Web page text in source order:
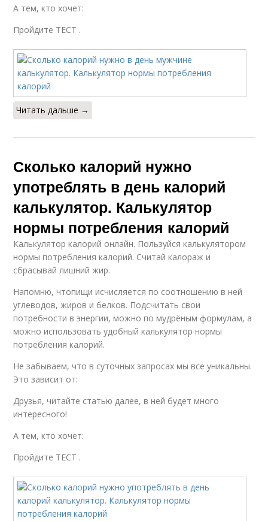
А тем, кто хочет:
Пройдите ТЕСТ .
Читать дальше →
Сколько калорий нужно
употреблять в день калорий
калькулятор. Калькулятор
нормы потребления калорий
Калькулятор калорий онлайн. Пользуйся калькулятором
нормы потребления калорий. Считай калораж и
сбрасывай лишний жир.
Напомню, чтопищи исчисляется по соотношению в ней
углеводов, жиров и белков. Подсчитать свои
потребности в энергии, можно по мудрёным формулам, а
можно использовать удобный калькулятор нормы
потребления калорий.
Не забываем, что в суточных запросах мы все уникальны.
Это зависит от:
Друзья, читайте статью далее, в ней будет много
интересного!
А тем, кто хочет:
Пройдите ТЕСТ .